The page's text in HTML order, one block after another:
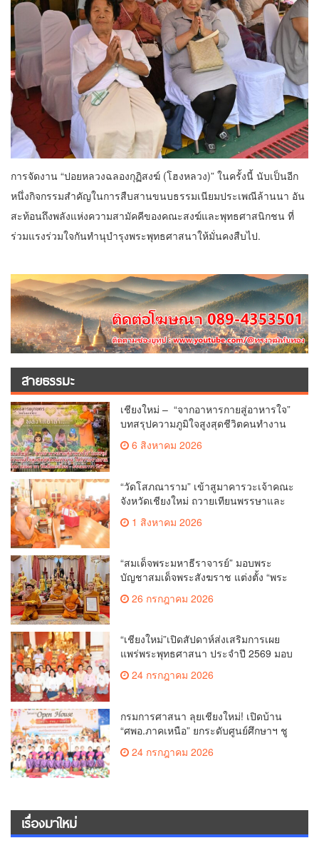
การจัดงาน “ปอยหลวงฉลองกุฏิสงฆ์ (โฮงหลวง)” ในครั้งนี้ นับเป็นอีก
หนึ่งกิจกรรมสำคัญในการสืบสานขนบธรรมเนียมประเพณีล้านนา อัน
สะท้อนถึงพลังแห่งความสามัคคีของคณะสงฆ์และพุทธศาสนิกชน ที่
ร่วมแรงร่วมใจกันทำนุบำรุงพระพุทธศาสนาให้มั่นคงสืบไป.
สายธรรมะ
เชียงใหม่ – “จากอาหารกายสู่อาหารใจ”
บทสรุปความภูมิใจสูงสุดชีวิตคนทำงาน
ได้ถวายรายงาน “โคก หนอง นา วัดสันมะ
เกี๋ยง – ธรรมนาวา วัง”
6 สิงหาคม 2026
“วัดโสภณาราม” เข้าสูมาคารวะเจ้าคณะ
จังหวัดเชียงใหม่ ถวายเทียนพรรษาและ
1 สิงหาคม 2026
“สมเด็จพระมหาธีราจารย์” มอบพระ
บัญชาสมเด็จพระสังฆราช แต่งตั้ง “พระ
ราชปัญญาเวที” เป็นรองเจ้าคณะจังหวัด
เชียงใหม่
26 กรกฎาคม 2026
“เชียงใหม่”เปิดสัปดาห์ส่งเสริมการเผย
แพร่พระพุทธศาสนา ประจำปี 2569 มอบ
เกียรติบัตรและรางวัลเชิดชูผู้ทำคุณ
ประโยชน์แก่พระพุทธศาสนา
24 กรกฎาคม 2026
กรมการศาสนา ลุยเชียงใหม่! เปิดบ้าน
“ศพอ.ภาคเหนือ” ยกระดับศูนย์ศึกษาฯ ชู
24 กรกฎาคม 2026
เรื่องมาใหม่